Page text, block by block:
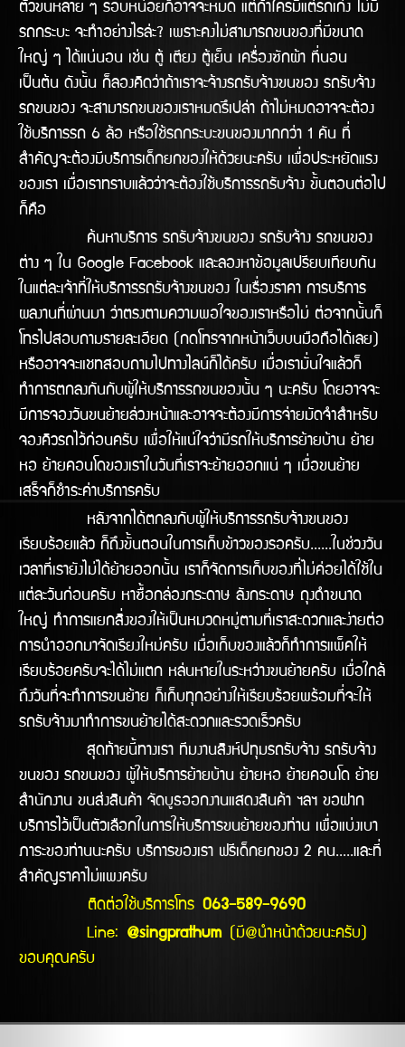
ตัวขนหลาย ๆ รอบหน่อยก็อาจจะหมด แต่ถ้าใครมีแต่รถเก๋ง ไม่มี
รถกระบะ จะทำอย่างไรล่ะ? เพราะคงไม่สามารถขนของที่มีขนาด
ใหญ่ ๆ ได้แน่นอน เช่น ตู้ เตียง ตู้เย็น เครื่องซักผ้า ที่นอน
เป็นต้น ดังนั้น ก็ลองคิดว่าถ้าเราจะจ้างรถรับจ้างขนของ รถรับจ้าง
รถขนของ จะสามารถขนของเราหมดรึเปล่า ถ้าไม่หมดอาจจะต้อง
ใช้บริการรถ 6 ล้อ หรือใช้รถกระบะขนของมากกว่า 1 คัน ที่
สำคัญจะต้องมีบริการเด็กยกของให้ด้วยนะครับ เพื่อประหยัดแรง
ของเรา เมื่อเราทราบแล้วว่าจะต้องใช้บริการรถรับจ้าง ขั้นตอนต่อไป
ก็คือ
ค้นหาบริการ รถรับจ้างขนของ รถรับจ้าง รถขนของ
ต่าง ๆ ใน Google Facebook และลองหาข้อมูลเปรียบเทียบกัน
ในแต่ละเจ้าที่ให้บริการรถรับจ้างขนของ ในเรื่องราคา การบริการ
ผลงานทีี่ผ่านมา ว่าตรงตามความพอใจของเราหรือไม่ ต่อจากนั้นก็
โทรไปสอบถามรายละเอียด (กดโทรจากหน้าเว็บบนมือถือได้เลย)
หรืออาจจะแชทสอบถามไปทางไลน์ก็ได้ครับ เมื่อเรามั่นใจแล้วก็
ทำการตกลงกันกับผู้ให้บริการรถขนของนั้น ๆ นะครับ โดยอาจจะ
มีการจองวันขนย้ายล่วงหน้าและอาจจะต้องมีการจ่ายมัดจำสำหรับ
จองคิวรถไว้ก่อนครับ เพื่อให้แน่ใจว่ามีรถให้บริิการย้ายบ้าน ย้าย
หอ ย้ายคอนโดของเราในวันทีี่เราจะย้ายออกแน่ ๆ เมื่อขนย้าย
เสร็จก็ชำระค่าบริการครับ
หลังจากได้ตกลงกับผู้ให้บริการรถรับจ้างขนของ
เรียบร้อยแล้ว ก็ถึงขั้นตอนในการเก็บข้าวของรอครับ......ในช่วงวัน
เวลาที่เรายังไม่ได้ย้ายออกนั้น เราก็จัดการเก็บของที่ไม่ค่อยได้ใช้ใน
แต่ละวันก่อนครับ หาซื้อกล่องกระดาษ ลังกระดาษ ถุงดำขนาด
ใหญ่ ทำการแยกสิ่งของให้เป็นหมวดหมู่ตามที่เราสะดวกและง่ายต่อ
การนำออกมาจัดเรียงใหม่ครับ เมื่อเก็บของแล้วก็ทำการแพ็คให้
เรียบร้อยครับจะได้ไม่แตก หล่นหายในระหว่างขนย้ายครับ เมื่อใกล้
ถึงวันที่จะทำการขนย้าย ก็เก็บทุกอย่างให้เรียบร้อยพร้อมที่จะให้
รถรับจ้างมาทำการขนย้ายได้สะดวกและรวดเร็วครับ
สุดท้ายนี้ทางเรา ทีมงานสิงห์ปทุมรถรับจ้าง รถรับจ้าง
ขนของ รถขนของ ผู้ให้บริการย้ายบ้าน ย้ายหอ ย้ายคอนโด ย้าย
สำนักงาน ขนส่งสินค้า จัดบูธออกงานแสดงสินค้า ฯลฯ ขอฝาก
บริการไว้เป็นตัวเลือกในการให้บริการขนย้ายของท่าน เพื่อแบ่งเบา
ภาระของท่านนะครับ บริการของเรา ฟรีเด็กยกของ 2 คน.....และที่
สำคัญราคาไม่แพงครับ
ติดต่อใช้บริการโทร 063-589-9690
Line: @singprathum (มี@นำหน้าด้วยนะครับ)
ขอบคุณครับ